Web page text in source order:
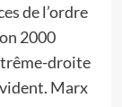
de l’ordre
2000
droite
Marx